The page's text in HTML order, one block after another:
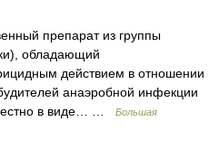
препарат из группы
обладающий
действием в отношении
анаэробной инфекции
в виде… …
Большая